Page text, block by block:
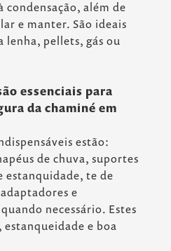
condensação, além de
e manter. São ideais
lenha, pellets, gás ou
essenciais para
da chaminé em
estão:
de chuva, suportes
estanquidade, te de
e
necessário. Estes
e boa